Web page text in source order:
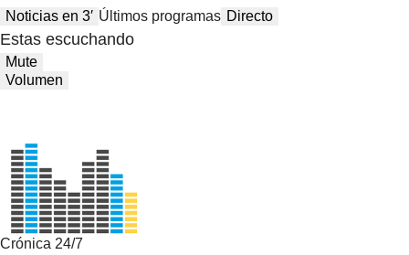
Noticias en 3′ Últimos programas Directo
Estas escuchando
Mute
Volumen
Crónica 24/7